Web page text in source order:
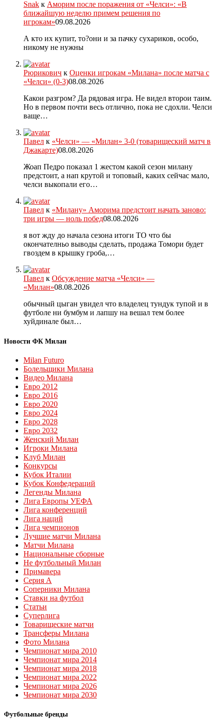
Snak к Аморим после поражения от «Челси»: «В
ближайшую неделю примем решения по
игрокам»09.08.2026
А кто их купит, то?они и за пачку сухариков, особо,
никому не нужны
Рюрикович к Оценки игрокам «Милана» после матча с
«Челси» (0-3)08.08.2026
Какои разгром? Да рядовая игра. Не видел второи таим.
Но в первом почти весь отлично, пока не сдохли. Челси
ваще…
Павел к «Челси» — «Милан» 3-0 (товарищеский матч в
Джакарте)08.08.2026
Жоап Педро показал 1 жестом какой сезон милану
предстоит, а нап крутой и топовый, каких сейчас мало,
челси выкопали его…
Павел к «Милану» Аморима предстоит начать заново:
три игры — ноль побед08.08.2026
я вот жду до начала сезона итоги ТО что бы
окончателньо выводы сделать, продажа Томори будет
гвоздем в крышку гроба,…
Павел к Обсуждение матча «Челси» —
«Милан»08.08.2026
обычный цыган увидел что владелец тундук тупой и в
футболе ни бумбум и лапшу на вешал тем более
хуйдинале был…
Новости ФК Милан
Milan Futuro
Болельщики Милана
Видео Милана
Евро 2012
Евро 2016
Евро 2020
Евро 2024
Евро 2028
Евро 2032
Женский Милан
Игроки Милана
Клуб Милан
Конкурсы
Кубок Италии
Кубок Конфедераций
Легенды Милана
Лига Европы УЕФА
Лига конференций
Лига наций
Лига чемпионов
Лучшие матчи Милана
Матчи Милана
Национальные сборные
Не футбольный Милан
Примавера
Серия А
Соперники Милана
Ставки на футбол
Статьи
Суперлига
Товарищеские матчи
Трансферы Милана
Фото Милана
Чемпионат мира 2010
Чемпионат мира 2014
Чемпионат мира 2018
Чемпионат мира 2022
Чемпионат мира 2026
Чемпионат мира 2030
Футбольные бренды